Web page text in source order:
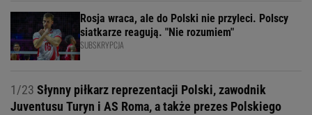
Rosja wraca, ale do Polski nie przyleci. Polscy
siatkarze reagują. "Nie rozumiem"
SUBSKRYPCJA
1/23 Słynny piłkarz reprezentacji Polski, zawodnik
Juventusu Turyn i AS Roma, a także prezes Polskiego